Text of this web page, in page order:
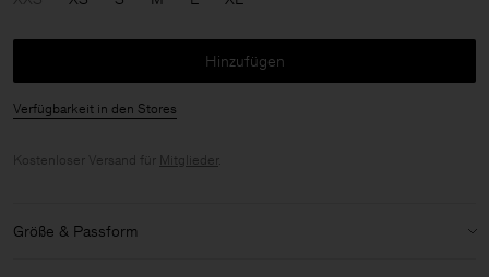
Hinzufügen
Verfügbarkeit in den Stores
Kostenloser Versand für Mitglieder.
Größe & Passform